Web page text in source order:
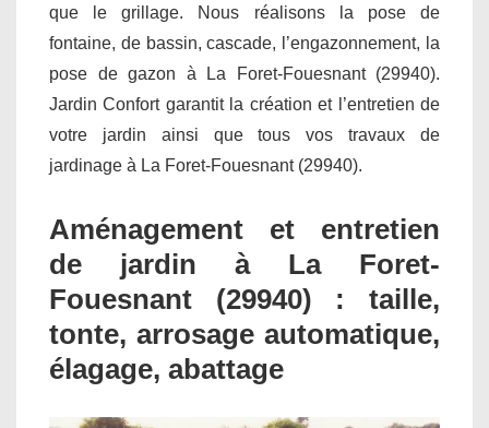
que le grillage. Nous réalisons la pose de
fontaine, de bassin, cascade, l’engazonnement, la
pose de gazon à La Foret-Fouesnant (29940).
Jardin Confort garantit la création et l’entretien de
votre jardin ainsi que tous vos travaux de
jardinage à La Foret-Fouesnant (29940).
Aménagement et entretien
de jardin à La Foret-
Fouesnant (29940) : taille,
tonte, arrosage automatique,
élagage, abattage